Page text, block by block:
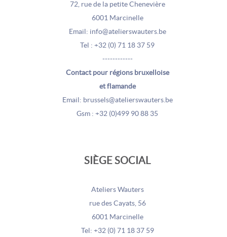
72, rue de la petite Chenevière
6001 Marcinelle
Email: info@atelierswauters.be
Tel : +32 (0) 71 18 37 59
------------
Contact pour régions bruxelloise
et flamande
Email: brussels@atelierswauters.be
Gsm : +32 (0)499 90 88 35
SIÈGE SOCIAL
Ateliers Wauters
rue des Cayats, 56
6001 Marcinelle
Tel: +32 (0) 71 18 37 59